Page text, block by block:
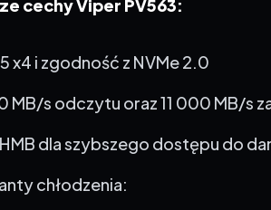
MB/s odczytu oraz 11 000 MB/s
HMB dla szybszego dostępu do
chłodzenia: